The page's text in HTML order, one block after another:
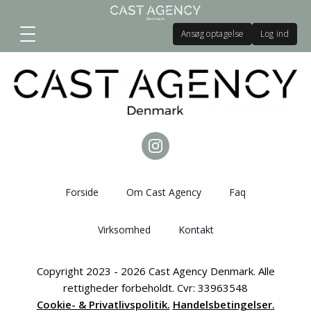
Ansøg optagelse Log ind
Forside Om Cast Agency Faq
Virksomhed Kontakt
Copyright 2023 - 2026 Cast Agency Denmark. Alle
rettigheder forbeholdt. Cvr: 33963548
Cookie- & Privatlivspolitik. Handelsbetingelser.